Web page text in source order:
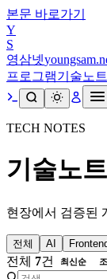
본문 바로가기
Y
S
영삼넷
프로그램기술노트
TECH NOTES
기술노트
현장에서 검증된
전체 AI
전체 7건 최신순